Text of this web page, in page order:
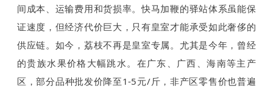
间成本、运输费用和货损率。快马加鞭的驿站体系虽能保
证速度，但经济代价巨大，只有皇室才能承受如此奢侈的
供应链。如今，荔枝不再是皇室专属。尤其是今年，曾经
的贵族水果价格大幅跳水。在广东、广西、海南等主产
区，部分品种批发价降至1-5元/斤，非产区零售价也普遍